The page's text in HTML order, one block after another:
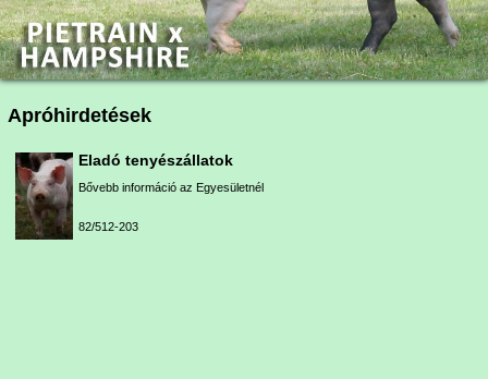
Apróhirdetések
Eladó tenyészállatok
Bővebb információ az Egyesületnél
82/512-203